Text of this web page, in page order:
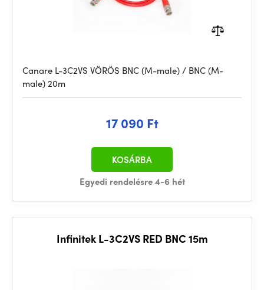
Canare L-3C2VS VÖRÖS BNC (M-male) / BNC (M-
male) 20m
17 090 Ft
Egyedi rendelésre 4-6 hét
KOSÁRBA
Infinitek L-3C2VS RED BNC 15m